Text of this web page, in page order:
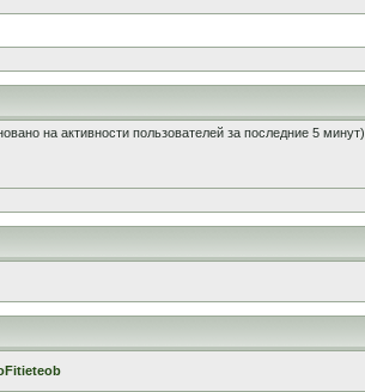
на активности пользователей за последние 5 минут)